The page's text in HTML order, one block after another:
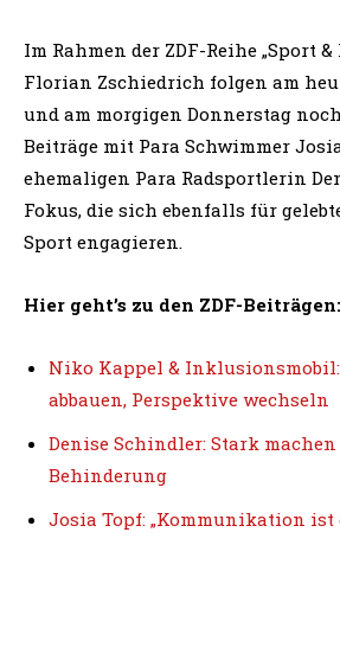
Im Rahmen der ZDF-Reihe „Sport
Florian Zschiedrich folgen am
und am morgigen Donnerstag
Beiträge mit Para Schwimmer
ehemaligen Para Radsportlerin
Fokus, die sich ebenfalls für
Sport engagieren.
Hier geht’s zu den ZDF-Beiträgen:
Niko Kappel &
abbauen, Perspektive wechseln
Denise Schindler: Stark
Behinderung
Josia Topf: „Kommunikation ist